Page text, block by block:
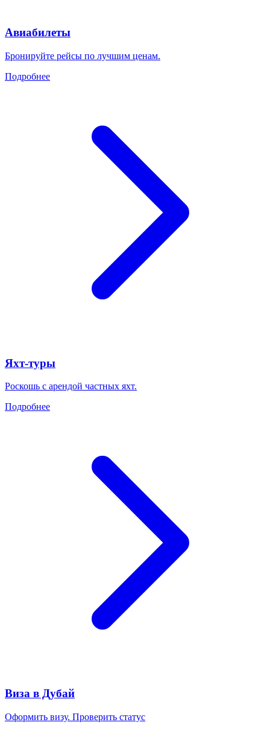
Авиабилеты
Бронируйте рейсы по лучшим ценам.
Подробнее
Яхт-туры
Роскошь с арендой частных яхт.
Подробнее
Виза в Дубай
Оформить визу. Проверить статус